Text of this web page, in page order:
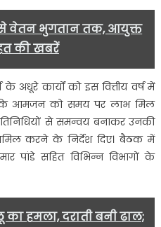
से वेतन भुगतान तक, आयुक्त
की खबरें
अधूरे कार्यों को इस वित्तीय वर्ष में
आमजन को समय पर लाभ मिल
से समन्वय बनाकर उनकी
करने के निर्देश दिए। बैठक में
पांडे सहित विभिन्न विभागों के
हमला, दराती बनी ढाल;